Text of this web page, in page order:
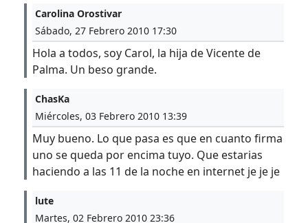
Carolina Orostivar
Sábado, 27 Febrero 2010 17:30
Hola a todos, soy Carol, la hija de Vicente de
Palma. Un beso grande.
ChasKa
Miércoles, 03 Febrero 2010 13:39
Muy bueno. Lo que pasa es que en cuanto firma
uno se queda por encima tuyo. Que estarias
haciendo a las 11 de la noche en internet je je je
lute
Martes, 02 Febrero 2010 23:36